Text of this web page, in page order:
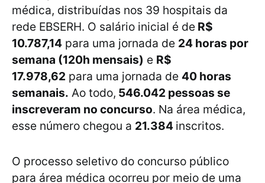
médica, distribuídas nos 39 hospitais da
rede EBSERH. O salário inicial é de R$
10.787,14 para uma jornada de 24 horas por
semana (120h mensais) e R$
17.978,62 para uma jornada de 40 horas
semanais. Ao todo, 546.042 pessoas se
inscreveram no concurso. Na área médica,
esse número chegou a 21.384 inscritos.
O processo seletivo do concurso público
para área médica ocorreu por meio de uma